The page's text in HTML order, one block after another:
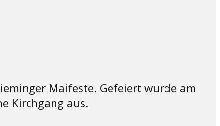
Maifeste. Gefeiert wurde am
Kirchgang aus.